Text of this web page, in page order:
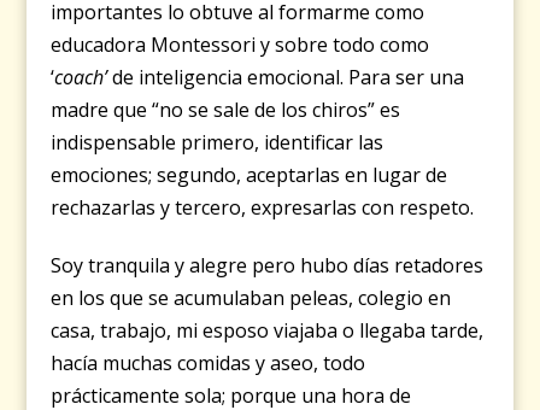
importantes lo obtuve al formarme como
educadora Montessori y sobre todo como
‘coach’de inteligencia emocional. Para ser una
madre que “no se sale de los chiros” es
indispensable primero, identificar las
emociones; segundo, aceptarlas en lugar de
rechazarlas y tercero, expresarlas con respeto.
Soy tranquila y alegre pero hubo días retadores
en los que se acumulaban peleas, colegio en
casa, trabajo, mi esposo viajaba o llegaba tarde,
hacía muchas comidas y aseo, todo
prácticamente sola; porque una hora de